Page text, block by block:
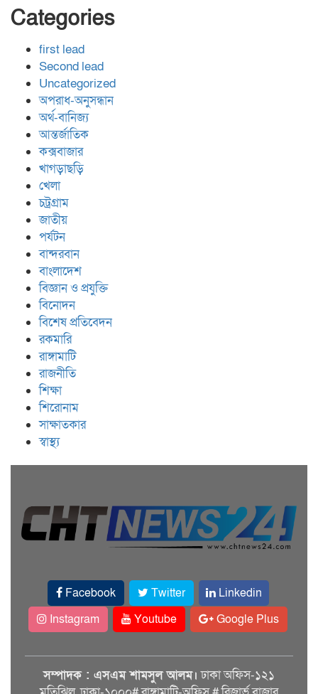
Categories
first lead
Second lead
Uncategorized
অপরাধ-অনুসন্ধান
অর্থ-বানিজ্য
আন্তর্জাতিক
কক্সবাজার
খাগড়াছড়ি
খেলা
চট্রগ্রাম
জাতীয়
পর্যটন
বান্দরবান
বাংলাদেশ
বিজ্ঞান ও প্রযুক্তি
বিনোদন
বিশেষ প্রতিবেদন
রকমারি
রাঙ্গামাটি
রাজনীতি
শিক্ষা
শিরোনাম
সাক্ষাতকার
স্বাস্থ্য
Facebook Twitter
Linkedin
Instagram
Youtube Google Plus
সম্পাদক : এসএম শামসুল আলম। ঢাকা অফিস-১২১